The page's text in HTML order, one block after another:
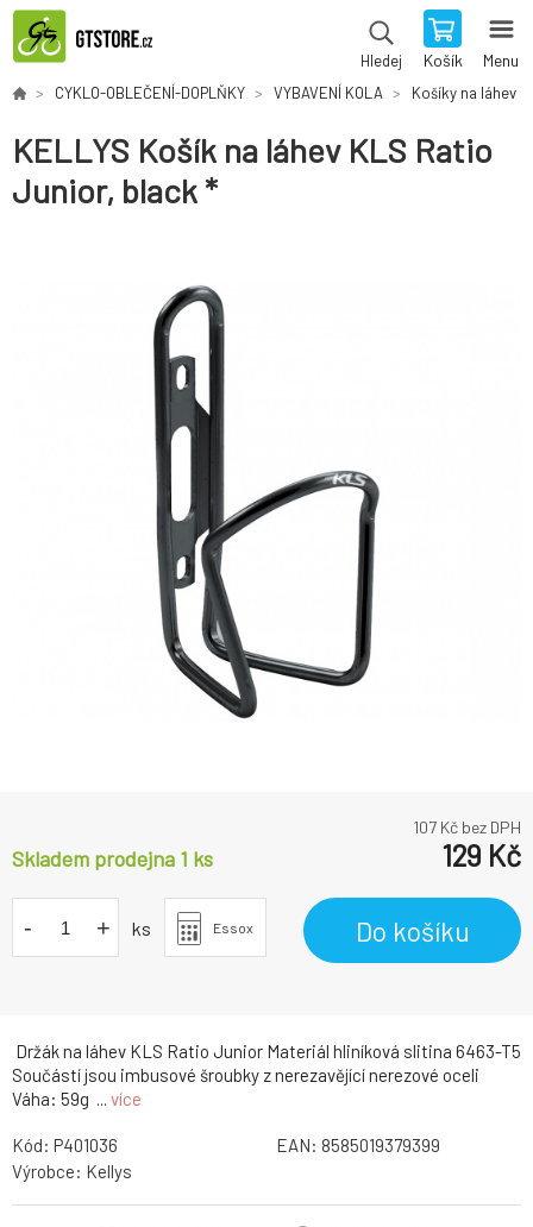
Hledej Košík Menu
CYKLO-OBLEČENÍ-DOPLŇKY VYBAVENÍ KOLA Košíky na láhev
KELLYS Košík na láhev KLS Ratio
Junior, black *
Držák na láhev KLS Ratio Junior Materiál hliníková slitina 6463-T5
Součástí jsou imbusové šroubky z nerezavějící nerezové oceli
Váha: 59g ... více
107 Kč bez DPH
Skladem prodejna 1 ks 129 Kč
- + ks Essox Do košíku
Kód: P401036 EAN: 8585019379399
Výrobce: Kellys